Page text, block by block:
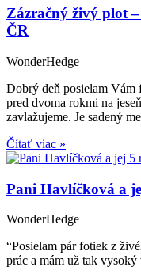
Zázračný živý plot
ČR
WonderHedge
Dobrý deň posielam
pred dvoma rokmi na
zavlažujeme. Je sadený
Čítať viac »
Pani Havlíčková a
WonderHedge
“Posielam pár fotiek z
prác a mám už tak